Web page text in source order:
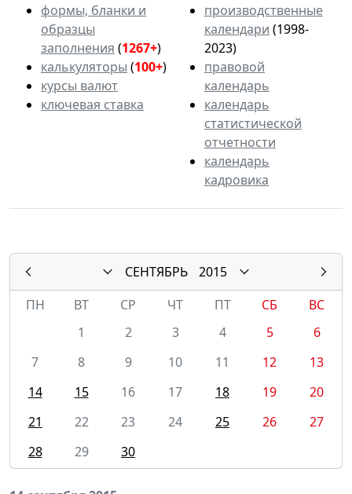
формы, бланки и
образцы
заполнения (1267+)
калькуляторы (100+)
курсы валют
ключевая ставка
производственные
календари (1998-
2023)
правовой
календарь
календарь
статистической
отчетности
календарь
кадровика
СЕНТЯБРЬ
2015
ПН
ВТ СР ЧТ ПТ СБ
ВС
1
2 3 4 5
6
7
8 9 10 11 12
13
14
15 16 17 18 19
20
21
22 23 24 25 26
27
28
29 30